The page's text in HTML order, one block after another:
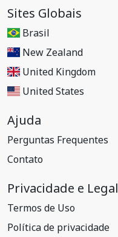
Sites Globais
Brasil
New Zealand
United Kingdom
United States
Ajuda
Perguntas Frequentes
Contato
Privacidade e Legal
Termos de Uso
Política de privacidade